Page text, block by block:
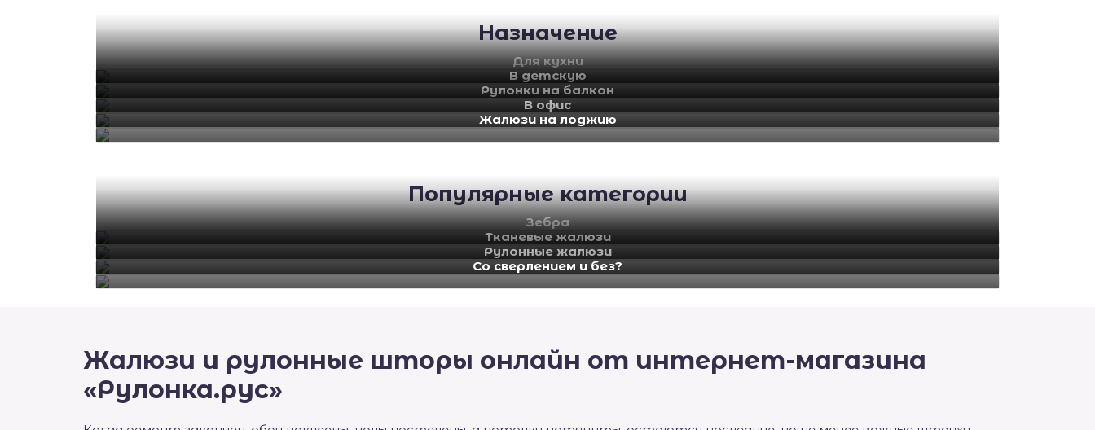
Назначение
Для кухни
В детскую
Рулонки на балкон
В офис
Жалюзи на лоджию
Популярные категории
Зебра
Тканевые жалюзи
Рулонные жалюзи
Со сверлением и без?
Жалюзи и рулонные шторы онлайн от интернет-магазина
«Рулонка.рус»